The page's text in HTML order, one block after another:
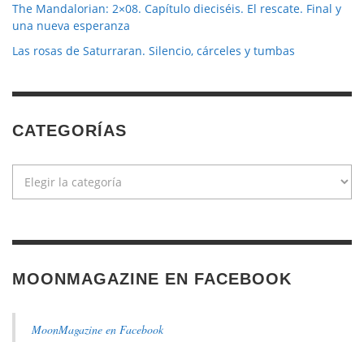
The Mandalorian: 2×08. Capítulo dieciséis. El rescate. Final y
una nueva esperanza
Las rosas de Saturraran. Silencio, cárceles y tumbas
CATEGORÍAS
MOONMAGAZINE EN FACEBOOK
MoonMagazine en Facebook